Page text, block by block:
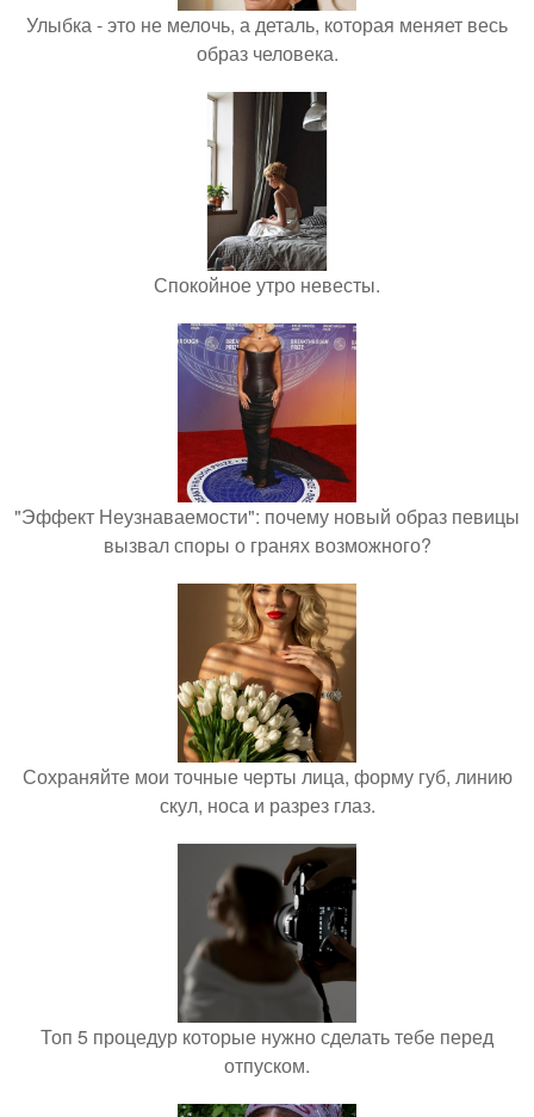
Улыбка - это не мелочь, а деталь, которая меняет весь
образ человека.
Спокойное утро невесты.
"Эффект Неузнаваемости": почему новый образ певицы
вызвал споры о гранях возможного?
Сохраняйте мои точные черты лица, форму губ, линию
скул, носа и разрез глаз.
Топ 5 процедур которые нужно сделать тебе перед
отпуском.